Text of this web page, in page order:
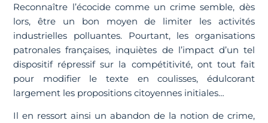
Reconnaître l’écocide comme un crime semble, dès
lors, être un bon moyen de limiter les activités
industrielles polluantes. Pourtant, les organisations
patronales françaises, inquiètes de l’impact d’un tel
dispositif répressif sur la compétitivité, ont tout fait
pour modifier le texte en coulisses, édulcorant
largement les propositions citoyennes initiales…
Il en ressort ainsi un abandon de la notion de crime,